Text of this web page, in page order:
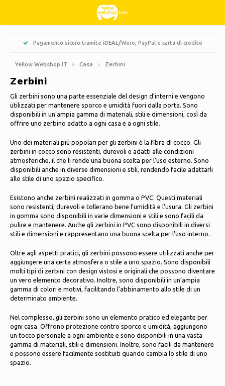
Hoofdmenu / pulizia
Cucina & Cucinare
Pulizia
Hoofdmenu / hobby e tempo libero
Libri
Creativo
Biciclette
Campeggio
Viaggiare
Pattini da ghiaccio
Sport
Altro
Hoofdmenu / natale
Alberi di Natale artificiali
Ghirlande natalizie e festoni
Decorazioni natalizie
Hoofdmenu / abbigliamento
Giacche Nordberg Outdoor
Sport invernali Nordberg Outdoor
Calzini
Termico
Hoofdmenu / dolci e leccornie
Dolce, acido e liquirizia
Hoofdmenu / giardino
Barbecue
Fioriere e vasi da fiori
Decorazioni da giardino
Attrezzi da giardino
Mobili da giardino
Hoofdmenu / casa
Zerbini
Decorazione e accessori per la casa
Candele profumate
Quadri in vetro
Candele
Orologi
Lampade e illuminazione
Cesti, vasi e fioriere
Mobili
Hoofdmenu
Nederlands
Deutsch
Français
Español
Italiano
Pagamento sicuro tramite iDEAL/Wero, PayPal e carta di credito
Yellow Webshop IT Casa Zerbini
Zerbini
Gli zerbini sono una parte essenziale del design d’interni e vengono
utilizzati per mantenere sporco e umidità fuori dalla porta. Sono
disponibili in un’ampia gamma di materiali, stili e dimensioni, così da
offrire uno zerbino adatto a ogni casa e a ogni stile.
Uno dei materiali più popolari per gli zerbini è la fibra di cocco. Gli
zerbini in cocco sono resistenti, durevoli e adatti alle condizioni
atmosferiche, il che li rende una buona scelta per l’uso esterno. Sono
disponibili anche in diverse dimensioni e stili, rendendo facile adattarli
allo stile di uno spazio specifico.
Esistono anche zerbini realizzati in gomma o PVC. Questi materiali
sono resistenti, durevoli e tollerano bene l’umidità e l’usura. Gli zerbini
in gomma sono disponibili in varie dimensioni e stili e sono facili da
pulire e mantenere. Anche gli zerbini in PVC sono disponibili in diversi
stili e dimensioni e rappresentano una buona scelta per l’uso interno.
Oltre agli aspetti pratici, gli zerbini possono essere utilizzati anche per
aggiungere una certa atmosfera o stile a uno spazio. Sono disponibili
molti tipi di zerbini con design vistosi e originali che possono diventare
un vero elemento decorativo. Inoltre, sono disponibili in un’ampia
gamma di colori e motivi, facilitando l’abbinamento allo stile di un
determinato ambiente.
Nel complesso, gli zerbini sono un elemento pratico ed elegante per
ogni casa. Offrono protezione contro sporco e umidità, aggiungono
un tocco personale a ogni ambiente e sono disponibili in una vasta
gamma di materiali, stili e dimensioni. Inoltre, sono facili da mantenere
e possono essere facilmente sostituiti quando cambia lo stile di uno
spazio.